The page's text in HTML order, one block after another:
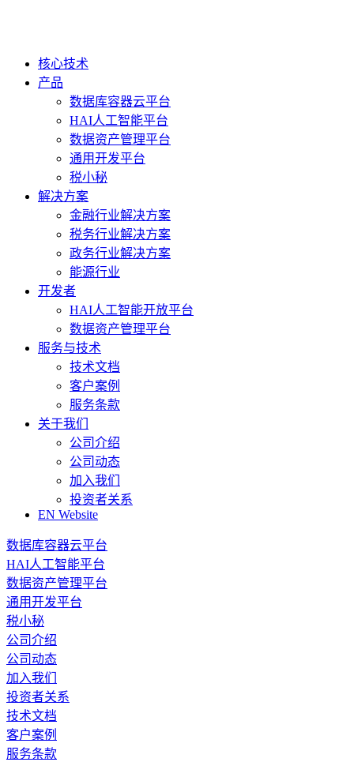
核心技术
产品
数据库容器云平台
HAI人工智能平台
数据资产管理平台
通用开发平台
税小秘
解决方案
金融行业解决方案
税务行业解决方案
政务行业解决方案
能源行业
开发者
HAI人工智能开放平台
数据资产管理平台
服务与技术
技术文档
客户案例
服务条款
关于我们
公司介绍
公司动态
加入我们
投资者关系
EN Website
数据库容器云平台
HAI人工智能平台
数据资产管理平台
通用开发平台
税小秘
公司介绍
公司动态
加入我们
投资者关系
技术文档
客户案例
服务条款